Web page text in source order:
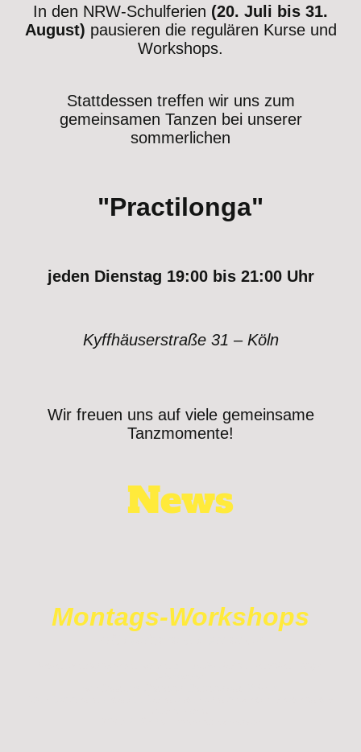
In den NRW-Schulferien (20. Juli bis 31.
August) pausieren die regulären Kurse und
Workshops.
Stattdessen treffen wir uns zum
gemeinsamen Tanzen bei unserer
sommerlichen
"Practilonga"
jeden Dienstag 19:00 bis 21:00 Uhr
Kyffhäuserstraße 31 – Köln
Wir freuen uns auf viele gemeinsame
Tanzmomente!
News
Montags-Workshops